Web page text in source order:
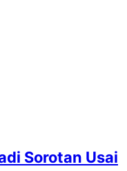
Sorotan Usai